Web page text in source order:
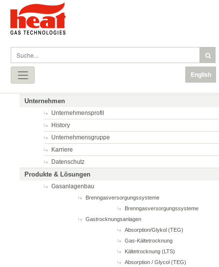
English
Unternehmen
Unternehmensprofil
History
Unternehmensgruppe
Karriere
Datenschutz
Produkte & Lösungen
Gasanlagenbau
Brenngasversorgungssysteme
Brenngasversorgungssysteme
Gastrocknungsanlagen
Absorption/Glykol (TEG)
Gas-Kältetrocknung
Kältetrocknung (LTS)
Absorption / Glycol (TEG)